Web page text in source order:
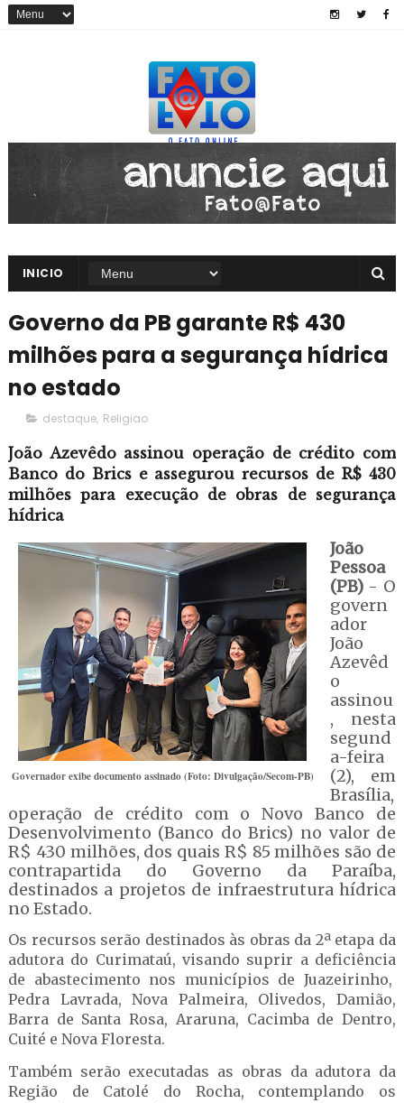
INICIO
Governo da PB garante R$ 430
milhões para a segurança hídrica
no estado
destaque, Religiao
João Azevêdo assinou operação de crédito com
Banco do Brics e assegurou recursos de R$ 430
milhões para execução de obras de segurança
hídrica
Governador exibe documento assinado (Foto: Divulgação/Secom-PB)
João
Pessoa
(PB)- O
govern
ador
João
Azevêd
o
assinou
, nesta
segund
a-feira
(2), em
Brasília,
operação de crédito com o Novo Banco de
Desenvolvimento (Banco do Brics) no valor de
R$ 430 milhões, dos quais R$ 85 milhões são de
contrapartida do Governo da Paraíba,
destinados a projetos de infraestrutura hídrica
no Estado.
Os recursos serão destinados às obras da 2ª etapa da
adutora do Curimataú, visando suprir a deficiência
de abastecimento nos municípios de Juazeirinho,
Pedra Lavrada, Nova Palmeira, Olivedos, Damião,
Barra de Santa Rosa, Araruna, Cacimba de Dentro,
Cuité e Nova Floresta.
Também serão executadas as obras da adutora da
Região de Catolé do Rocha, contemplando os